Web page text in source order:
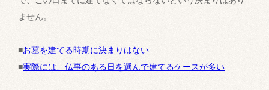
ません。
■お墓を建てる時期に決まりはない
■実際には、仏事のある日を選んで建てるケースが多い